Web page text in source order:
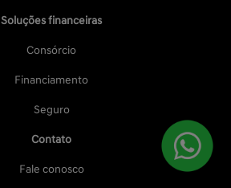
Soluções financeiras
Consórcio
Financiamento
Seguro
Contato
Fale conosco